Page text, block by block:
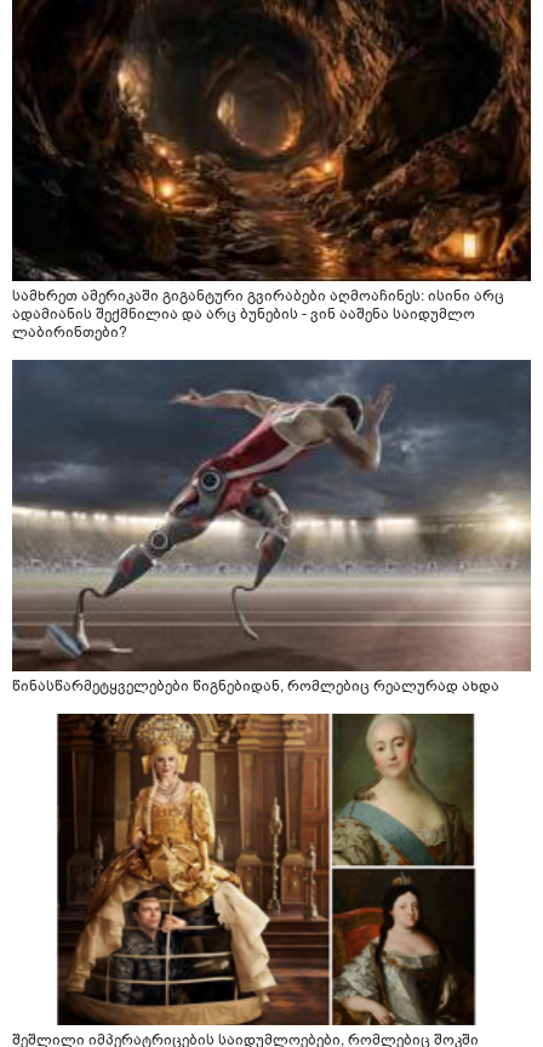
სამხრეთ ამერიკაში გიგანტური გვირაბები აღმოაჩინეს: ისინი არც
ადამიანის შექმნილია და არც ბუნების - ვინ ააშენა საიდუმლო
ლაბირინთები?
წინასწარმეტყველებები წიგნებიდან, რომლებიც რეალურად ახდა
შეშლილი იმპერატრიცების საიდუმლოებები, რომლებიც შოკში